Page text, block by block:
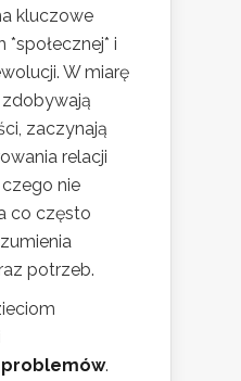
kluczowe
*społecznej* i
W miarę
zdobywają
zaczynają
relacji
nie
co często
potrzeb.
problemów.